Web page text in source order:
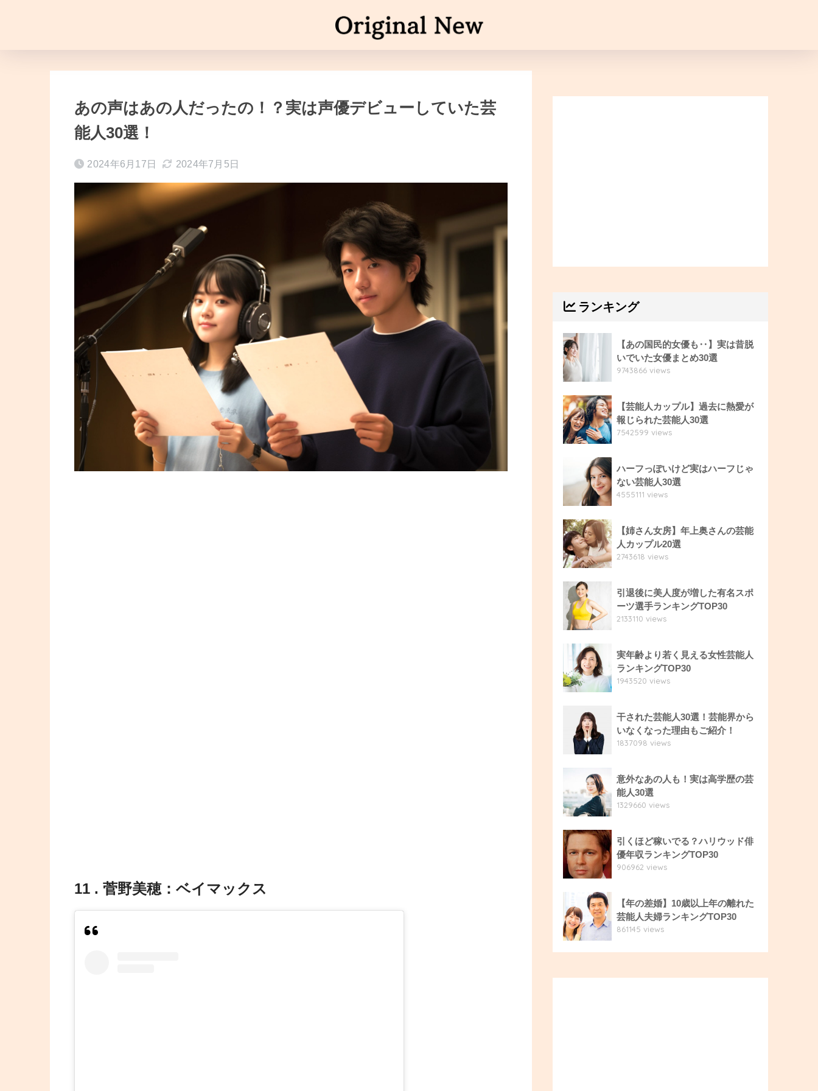
あの声はあの人だったの！？実は声優デビューしていた芸
能人30選！
2024年6月17日 2024年7月5日
11 . 菅野美穂：ベイマックス
ランキング
【あの国民的女優も‥】実は昔脱
いでいた女優まとめ30選
9743866 views
【芸能人カップル】過去に熱愛が
報じられた芸能人30選
7542599 views
ハーフっぽいけど実はハーフじゃ
ない芸能人30選
4555111 views
【姉さん女房】年上奥さんの芸能
人カップル20選
2743618 views
引退後に美人度が増した有名スポ
ーツ選手ランキングTOP30
2133110 views
実年齢より若く見える女性芸能人
ランキングTOP30
1943520 views
干された芸能人30選！芸能界から
いなくなった理由もご紹介！
1837098 views
意外なあの人も！実は高学歴の芸
能人30選
1329660 views
引くほど稼いでる？ハリウッド俳
優年収ランキングTOP30
906962 views
【年の差婚】10歳以上年の離れた
芸能人夫婦ランキングTOP30
861145 views